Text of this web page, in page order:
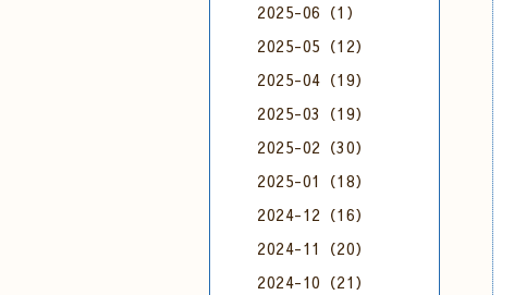
2025-06（1）
2025-05（12）
2025-04（19）
2025-03（19）
2025-02（30）
2025-01（18）
2024-12（16）
2024-11（20）
2024-10（21）